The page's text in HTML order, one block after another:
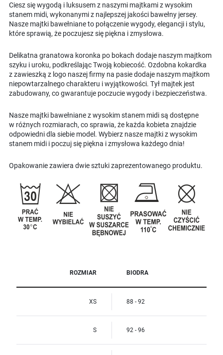
Ciesz się wygodą i luksusem z naszymi majtkami z wysokim
stanem midi, wykonanymi z najlepszej jakości bawełny jersey.
Nasze majtki bawełniane to połączenie wygody, elegancji i stylu,
które sprawią, że poczujesz się piękna i zmysłowa.
Delikatna granatowa koronka po bokach dodaje naszym majtkom
szyku i uroku, podkreślając Twoją kobiecość. Ozdobna kokardka
z zawieszką z logo naszej firmy na pasie dodaje naszym majtkom
niepowtarzalnego charakteru i wyjątkowości. Tył majtek jest
zabudowany, co gwarantuje poczucie wygody i bezpieczeństwa.
Nasze majtki bawełniane z wysokim stanem midi są dostępne
w różnych rozmiarach, co sprawia, że każda kobieta znajdzie
odpowiedni dla siebie model. Wybierz nasze majtki z wysokim
stanem midi i poczuj się piękna i zmysłowa każdego dnia!
Opakowanie zawiera dwie sztuki zaprezentowanego produktu.
ROZMIAR BIODRA
XS 88 - 92
S 92 - 96